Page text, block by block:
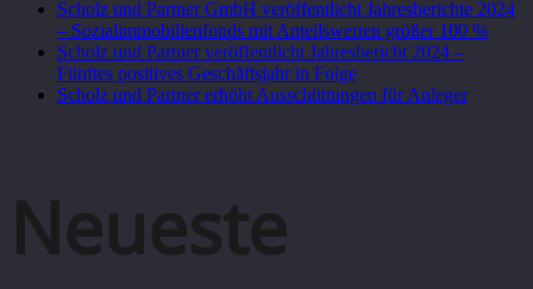
Scholz und Partner GmbH veröffentlicht Jahresberichte 2024
– Sozialimmobilienfonds mit Anteilswerten größer 100 %
Scholz und Partner veröffentlicht Jahresbericht 2024 –
Fünftes positives Geschäftsjahr in Folge
Scholz und Partner erhöht Ausschüttungen für Anleger
Neueste